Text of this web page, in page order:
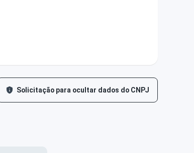
Solicitação para ocultar dados do CNPJ